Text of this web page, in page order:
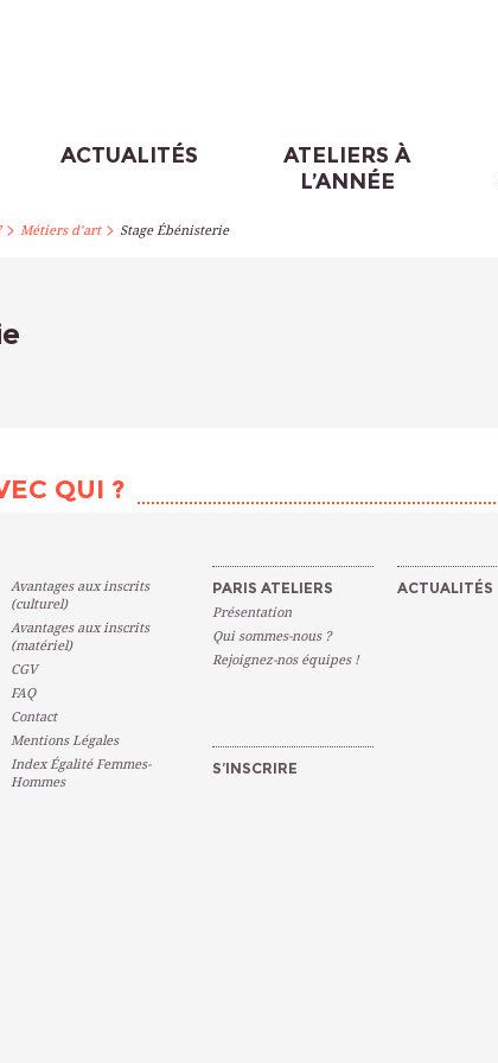
ACTUALITÉS
ATELIERS À
L’ANNÉE
> Métiers d’art> Stage Ébénisterie
QUI ?
Avantages aux inscrits
(culturel)
Avantages aux inscrits
(matériel)
CGV
FAQ
Contact
Mentions Légales
Index Égalité Femmes-
Hommes
PARIS ATELIERS
Présentation
Qui sommes-nous ?
Rejoignez-nos équipes !
ACTUALITÉS
S’INSCRIRE